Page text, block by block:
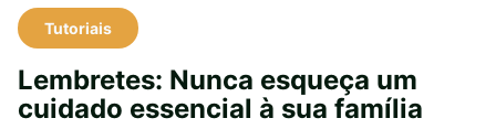
Tutoriais
Lembretes: Nunca esqueça um
cuidado essencial à sua família